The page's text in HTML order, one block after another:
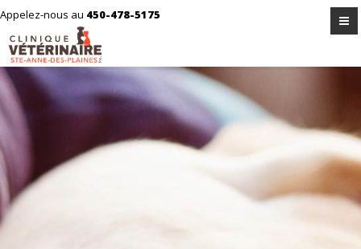
Appelez-nous au 450-478-5175